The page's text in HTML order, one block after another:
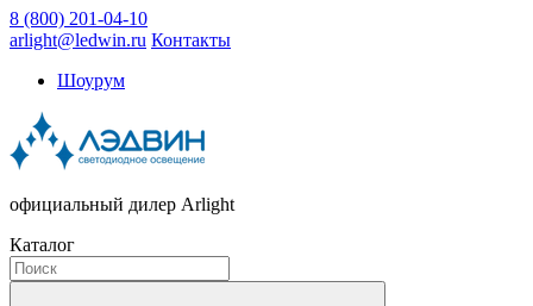
8 (800) 201-04-10
arlight@ledwin.ru Контакты
Шоурум
официальный дилер Arlight
Каталог